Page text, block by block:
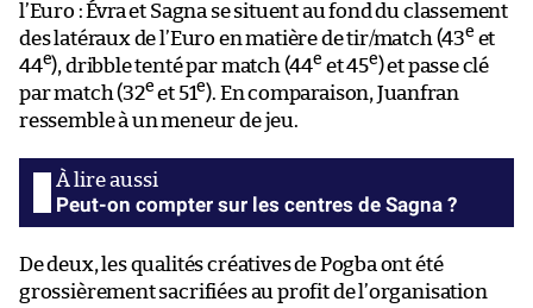
l’Euro : Évra et Sagna se situent au fond du classement
des latéraux de l’Euro en matière de tir/match (43e et
44e), dribble tenté par match (44e et 45e) et passe clé
par match (32e et 51e). En comparaison, Juanfran
ressemble à un meneur de jeu.
Peut-on compter sur les centres de Sagna ?
De deux, les qualités créatives de Pogba ont été
grossièrement sacrifiées au profit de l’organisation